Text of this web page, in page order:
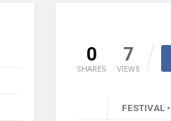
0
SHARES
7
VIEWS